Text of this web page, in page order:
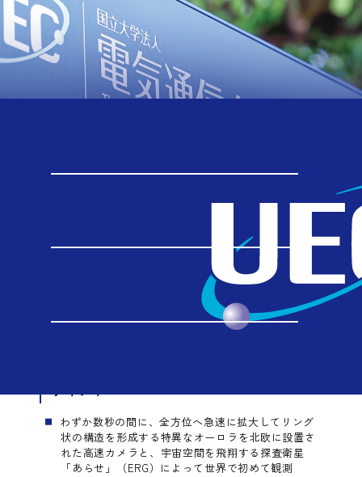
【ニュースリリース】宇宙空間の
プラズマ波動の源を可視化する
「リング状に拡大する脈動オーロ
ラ」を世界で初めて発見
ポイント
わずか数秒の間に、全方位へ急速に拡大してリング
状の構造を形成する特異なオーロラを北欧に設置さ
れた高速カメラと、宇宙空間を飛翔する探査衛星
「あらせ」（ERG）によって世界で初めて観測